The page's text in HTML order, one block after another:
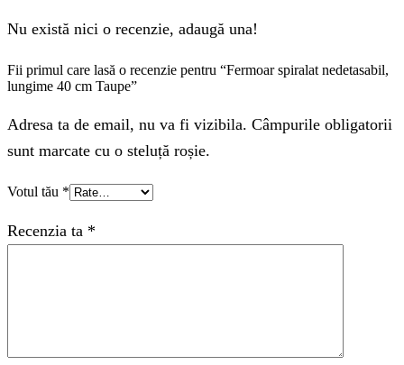
Nu există nici o recenzie, adaugă una!
Fii primul care lasă o recenzie pentru “Fermoar spiralat nedetasabil,
lungime 40 cm Taupe”
Adresa ta de email, nu va fi vizibila. Câmpurile obligatorii
sunt marcate cu o steluță roșie.
Votul tău *
Recenzia ta *